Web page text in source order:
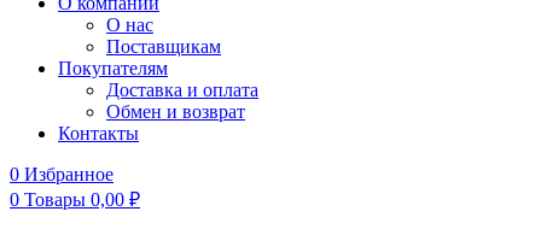
О нас
Поставщикам
Покупателям
Доставка и оплата
Обмен и возврат
Контакты
0 Избранное
0 Товары 0,00 ₽